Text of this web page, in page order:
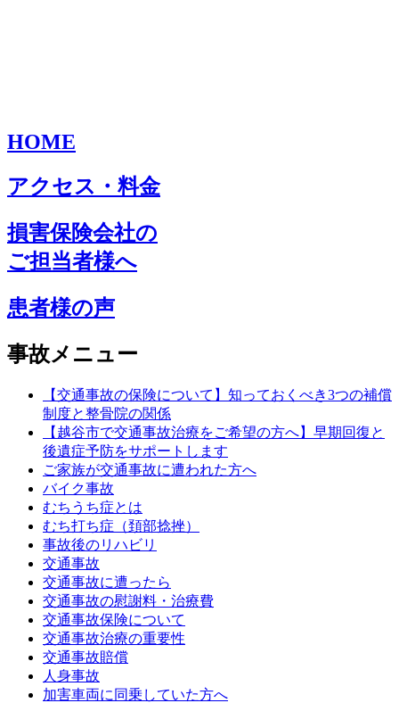
HOME
アクセス・料金
損害保険会社の
ご担当者様へ
患者様の声
事故メニュー
【交通事故の保険について】知っておくべき3つの補償
制度と整骨院の関係
【越谷市で交通事故治療をご希望の方へ】早期回復と
後遺症予防をサポートします
ご家族が交通事故に遭われた方へ
バイク事故
むちうち症とは
むち打ち症（頚部捻挫）
事故後のリハビリ
交通事故
交通事故に遭ったら
交通事故の慰謝料・治療費
交通事故保険について
交通事故治療の重要性
交通事故賠償
人身事故
加害車両に同乗していた方へ